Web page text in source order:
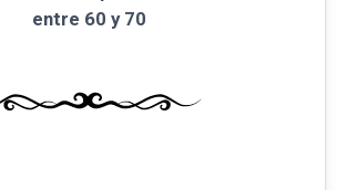
entre 60 y 70